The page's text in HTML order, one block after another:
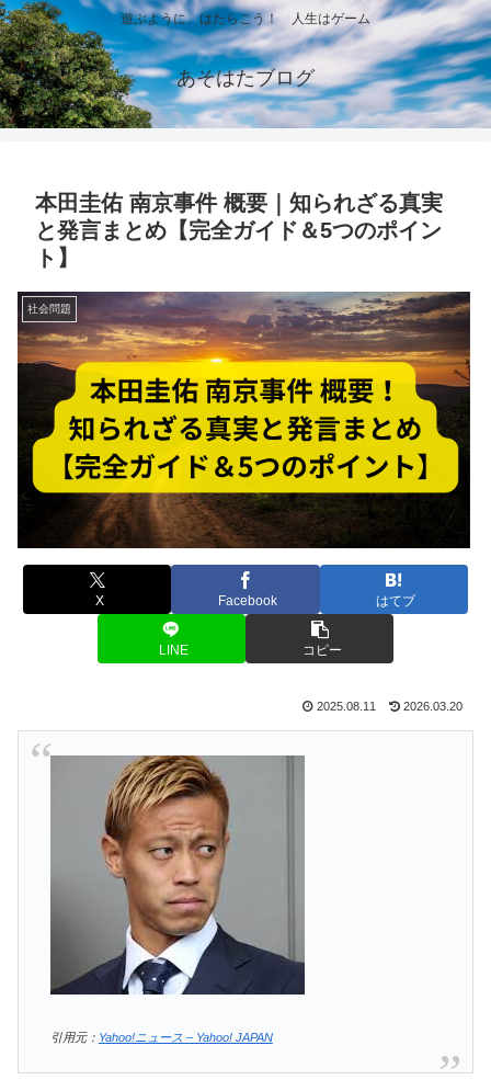
遊ぶように、はたらこう！ 人生はゲーム
あそはたブログ
本田圭佑 南京事件 概要｜知られざる真実
と発言まとめ【完全ガイド＆5つのポイン
ト】
社会問題
X Facebook はてブ
LINE コピー
2025.08.11 2026.03.20
引用元： Yahoo!ニュース – Yahoo! JAPAN